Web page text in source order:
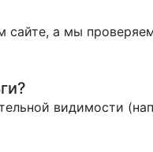
а мы
видимости